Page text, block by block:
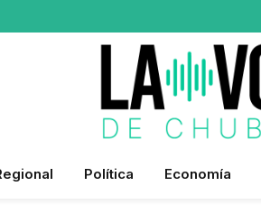
Política Economía